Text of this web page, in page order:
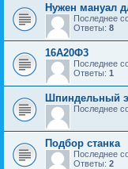
Нужен мануал
Последнее
Ответы: 8
16А20Ф3
Последнее
Ответы: 1
Шпиндельный
Последнее
Подбор станка
Последнее
Ответы: 2